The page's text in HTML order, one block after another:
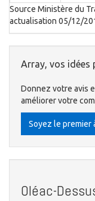
Source Ministère du
actualisation 05/12/
Array, vos idées
Donnez votre avis
améliorer votre
Soyez le premier
Oléac-